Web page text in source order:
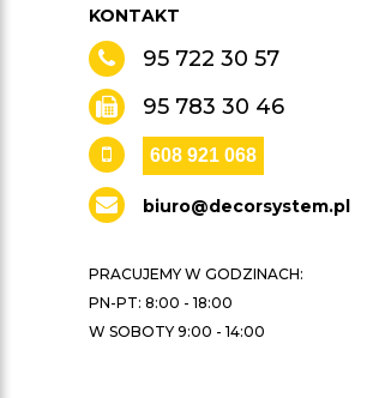
KONTAKT
95 722 30 57
95 783 30 46
608 921 068
biuro@decorsystem.pl
PRACUJEMY W GODZINACH:
PN-PT: 8:00 - 18:00
W SOBOTY 9:00 - 14:00